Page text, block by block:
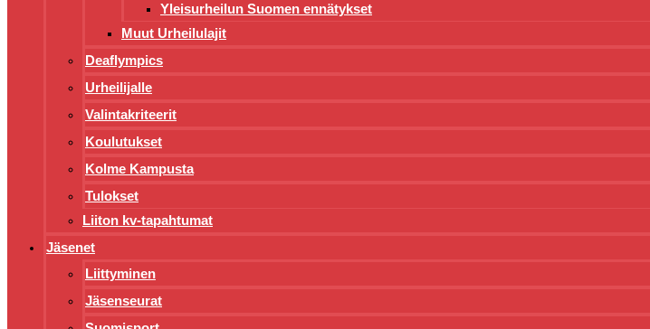
Yleisurheilun Suomen ennätykset
Muut Urheilulajit
Deaflympics
Urheilijalle
Valintakriteerit
Koulutukset
Kolme Kampusta
Tulokset
Liiton kv-tapahtumat
Jäsenet
Liittyminen
Jäsenseurat